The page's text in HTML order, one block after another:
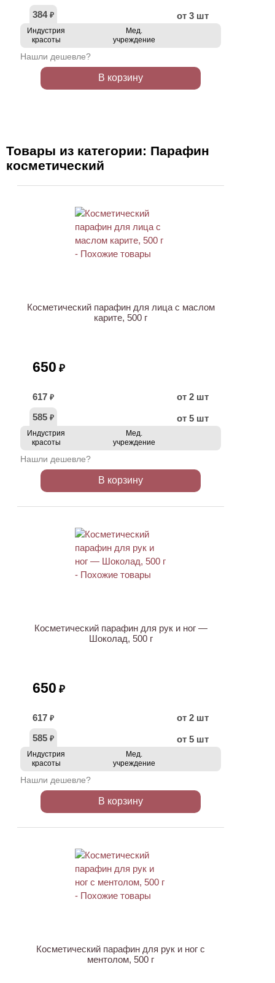
384 ₽ от 3 шт
Индустрия
красоты
Мед.
учреждение
Нашли дешевле?
В корзину
Товары из категории: Парафин
косметический
Косметический парафин для лица с маслом
карите, 500 г
650 ₽
617 ₽
от 2 шт
585 ₽ от 5 шт
Индустрия
красоты
Мед.
учреждение
Нашли дешевле?
В корзину
Косметический парафин для рук и ног —
Шоколад, 500 г
650 ₽
617 ₽
от 2 шт
585 ₽ от 5 шт
Индустрия
красоты
Мед.
учреждение
Нашли дешевле?
В корзину
Косметический парафин для рук и ног с
ментолом, 500 г